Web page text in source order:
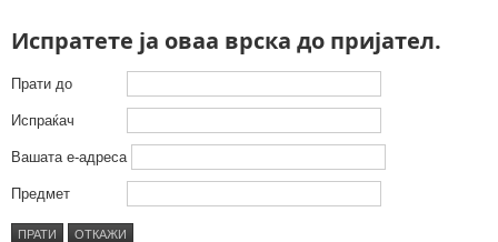
Испратете ја оваа врска до пријател.
Прати до
Испраќач
Вашата е-адреса
Предмет
ПРАТИ ОТКАЖИ